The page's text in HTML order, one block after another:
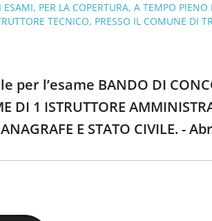
PER LA COPERTURA, A TEMPO
TECNICO, PRESSO IL
l’esame BANDO DI
DI 1 ISTRUTTORE
ANAGRAFE E STATO